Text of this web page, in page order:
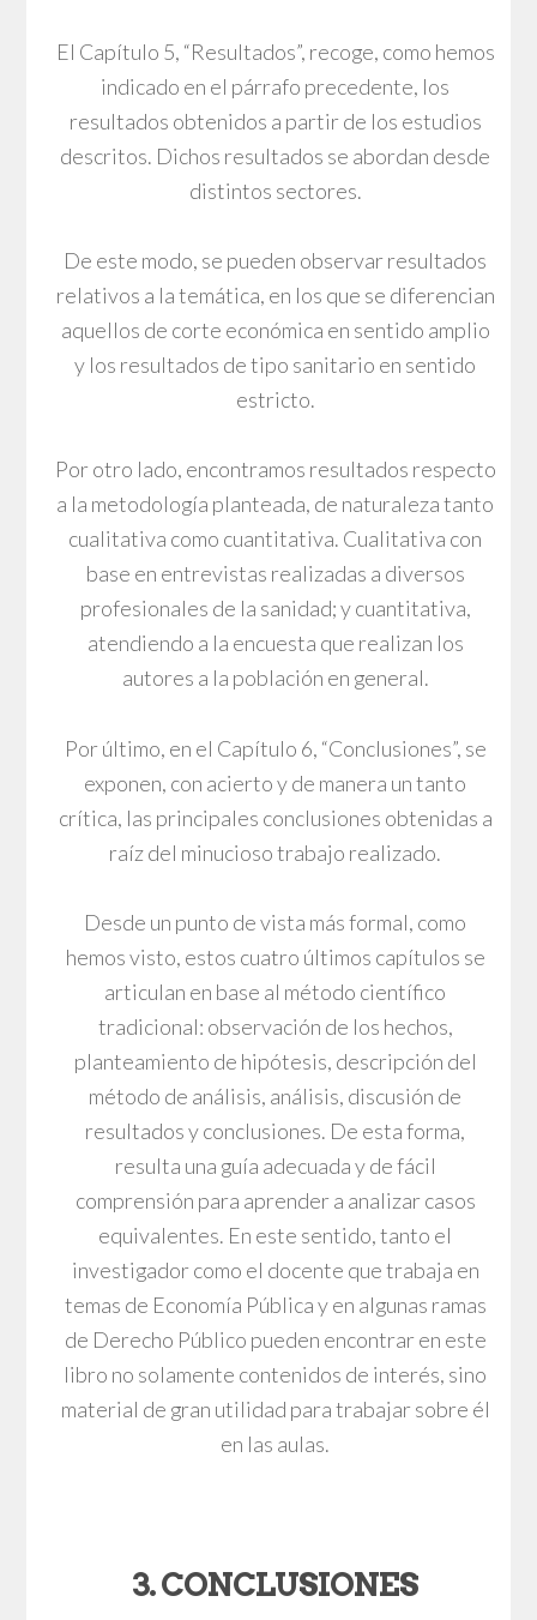
El Capítulo 5, “Resultados”, recoge, como hemos
indicado en el párrafo precedente, los
resultados obtenidos a partir de los estudios
descritos. Dichos resultados se abordan desde
distintos sectores.
De este modo, se pueden observar resultados
relativos a la temática, en los que se diferencian
aquellos de corte económica en sentido amplio
y los resultados de tipo sanitario en sentido
estricto.
Por otro lado, encontramos resultados respecto
a la metodología planteada, de naturaleza tanto
cualitativa como cuantitativa. Cualitativa con
base en entrevistas realizadas a diversos
profesionales de la sanidad; y cuantitativa,
atendiendo a la encuesta que realizan los
autores a la población en general.
Por último, en el Capítulo 6, “Conclusiones”, se
exponen, con acierto y de manera un tanto
crítica, las principales conclusiones obtenidas a
raíz del minucioso trabajo realizado.
Desde un punto de vista más formal, como
hemos visto, estos cuatro últimos capítulos se
articulan en base al método científico
tradicional: observación de los hechos,
planteamiento de hipótesis, descripción del
método de análisis, análisis, discusión de
resultados y conclusiones. De esta forma,
resulta una guía adecuada y de fácil
comprensión para aprender a analizar casos
equivalentes. En este sentido, tanto el
investigador como el docente que trabaja en
temas de Economía Pública y en algunas ramas
de Derecho Público pueden encontrar en este
libro no solamente contenidos de interés, sino
material de gran utilidad para trabajar sobre él
en las aulas.
3. CONCLUSIONES